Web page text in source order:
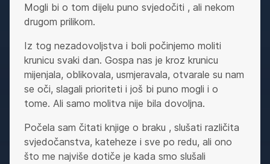
Mogli bi o tom dijelu puno svjedočiti , ali nekom
drugom prilikom.
Iz tog nezadovoljstva i boli počinjemo moliti
krunicu svaki dan. Gospa nas je kroz krunicu
mijenjala, oblikovala, usmjeravala, otvarale su nam
se oči, slagali prioriteti i još bi puno mogli i o
tome. Ali samo molitva nije bila dovoljna.
Počela sam čitati knjige o braku , slušati različita
svjedočanstva, kateheze i sve po redu, ali ono
što me najviše dotiče je kada smo slušali